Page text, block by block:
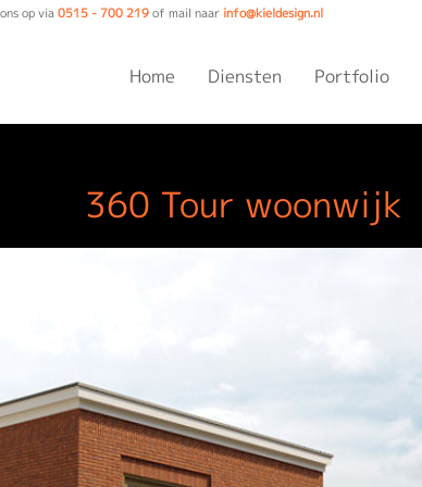
op via0515 - 700 219of mail naar info@kieldesign.nl
Home Diensten Portfolio
360 Tour woonwijk